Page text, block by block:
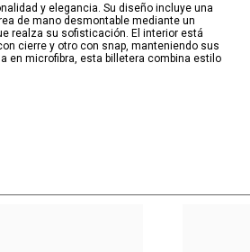
y elegancia. Su diseño incluye una
de mano desmontable mediante un
realza su sofisticación. El interior está
cierre y otro con snap, manteniendo sus
en microfibra, esta billetera combina estilo